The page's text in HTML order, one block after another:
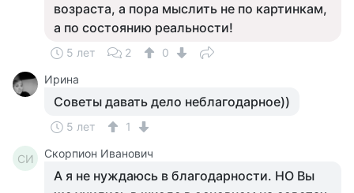
возраста, а пора мыслить не по картинкам,
а по состоянию реальности!
5 лет 2
0
Ирина
Советы давать дело неблагодарное))
5 лет 1
СИ Скорпион Иванович
А я не нуждаюсь в благодарности. НО Вы